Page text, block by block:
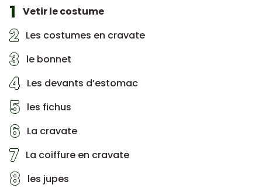
1 Vetir le costume
2 Les costumes en cravate
3 le bonnet
4 Les devants d’estomac
5 les fichus
6 La cravate
7 La coiffure en cravate
8 les jupes